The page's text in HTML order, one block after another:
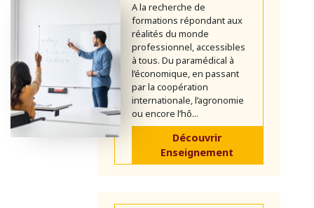
A la recherche de
formations répondant aux
réalités du monde
professionnel, accessibles
à tous. Du paramédical à
l’économique, en passant
par la coopération
internationale, l’agronomie
ou encore l’hô...
Découvrir
Enseignement